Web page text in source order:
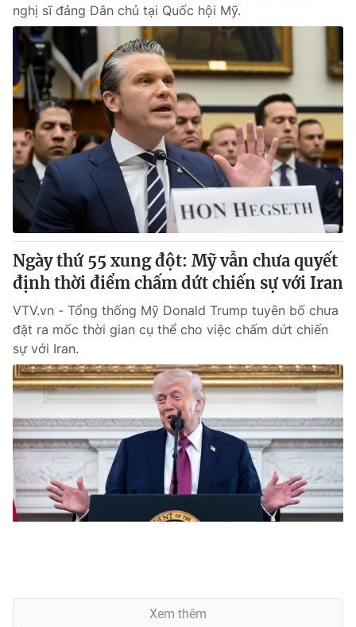
nghị sĩ đảng Dân chủ tại Quốc hội Mỹ.
Ngày thứ 55 xung đột: Mỹ vẫn chưa quyết
định thời điểm chấm dứt chiến sự với Iran
VTV.vn - Tổng thống Mỹ Donald Trump tuyên bố chưa
đặt ra mốc thời gian cụ thể cho việc chấm dứt chiến
sự với Iran.
Xem thêm